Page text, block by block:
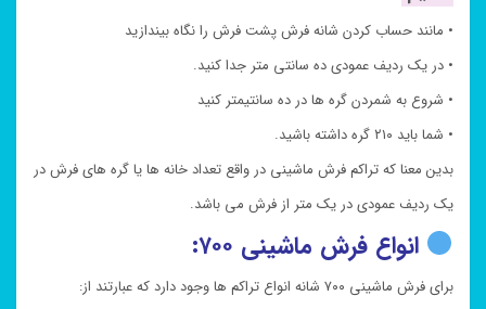
• مانند حساب کردن شانه فرش پشت فرش را نگاه بیندازید
• در یک ردیف عمودی ده سانتی متر جدا کنید.
• شروع به شمردن گره ها در ده سانتیمتر کنید
• شما باید ۲۱۰ گره داشته باشید.
بدین معنا که تراکم فرش ماشینی در واقع تعداد خانه ها یا گره های فرش در
یک ردیف عمودی در یک متر از فرش می باشد.
انواع فرش ماشینی ۷۰۰:
برای فرش ماشینی ۷۰۰ شانه انواع تراکم ها وجود دارد که عبارتند از: